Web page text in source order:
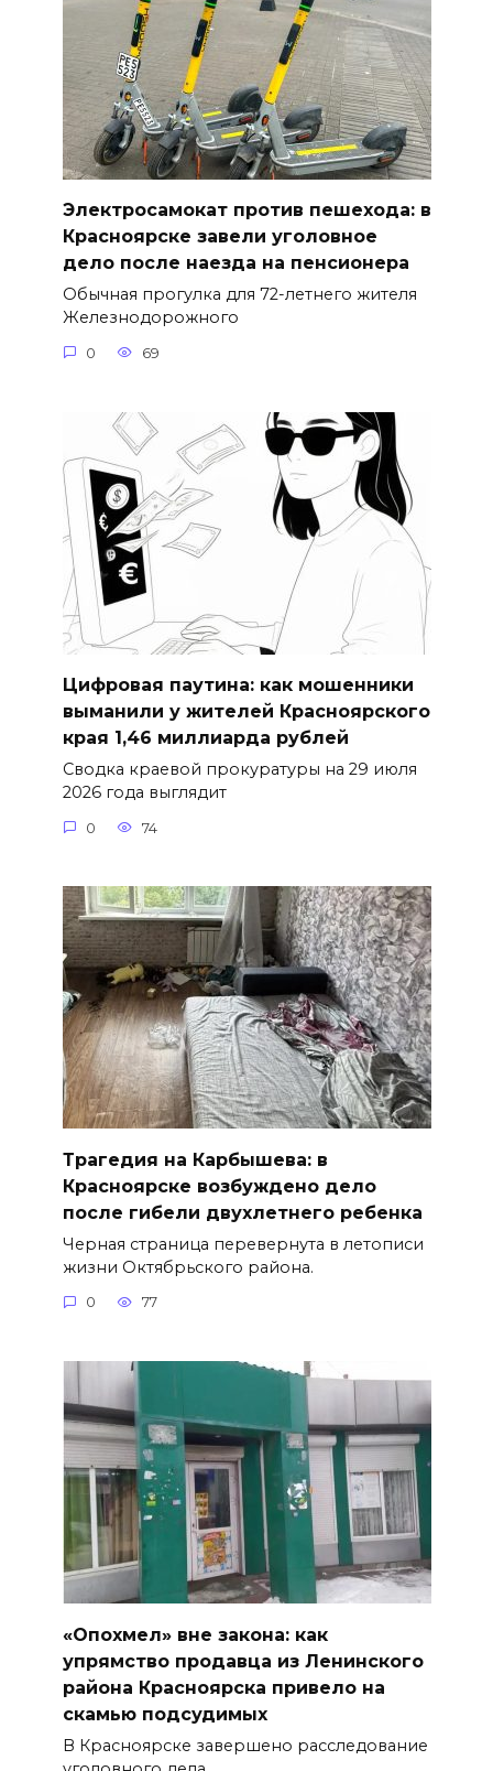
Электросамокат против пешехода: в
Красноярске завели уголовное
дело после наезда на пенсионера
Обычная прогулка для 72-летнего жителя
Железнодорожного
0 69
Цифровая паутина: как мошенники
выманили у жителей Красноярского
края 1,46 миллиарда рублей
Сводка краевой прокуратуры на 29 июля
2026 года выглядит
0 74
Трагедия на Карбышева: в
Красноярске возбуждено дело
после гибели двухлетнего ребенка
Черная страница перевернута в летописи
жизни Октябрьского района.
0 77
«Опохмел» вне закона: как
упрямство продавца из Ленинского
района Красноярска привело на
скамью подсудимых
В Красноярске завершено расследование